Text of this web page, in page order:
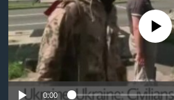
តែ​
ម្តង
រំលង​
ចូល​
កម្ពុជាច្នៃប្រតិដ្ឋ
ព្រឹត្តិការណ៍ព័ត៌មាន
ទូរទស្សន៍ / វីដេអូ​
វិទ្យុ / ផតខាសថ៍
No media source
0:00